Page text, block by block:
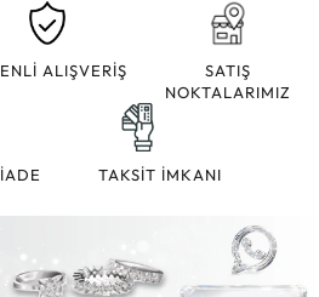
ALIŞVERİŞ
SATIŞ
NOKTALARIMIZ
TAKSİT İMKANI